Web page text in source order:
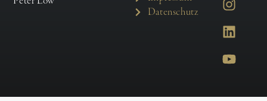
Datenschutz